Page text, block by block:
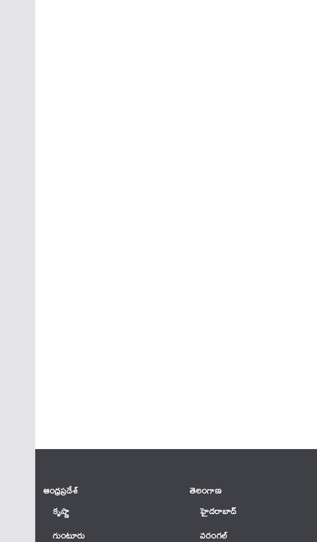
ఆంధ్ర‌ప్ర‌దేశ్
కృష్ణా
గుంటూరు
తెలంగాణ‌
హైదరాబాద్
వ‌రంగ‌ల్